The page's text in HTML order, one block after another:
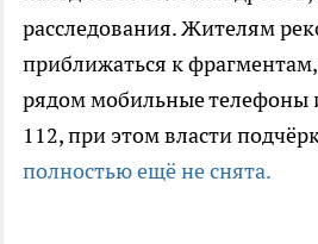
расследования. Жителям
приближаться к
рядом мобильные телефоны
112, при этом власти
полностью ещё не снята.